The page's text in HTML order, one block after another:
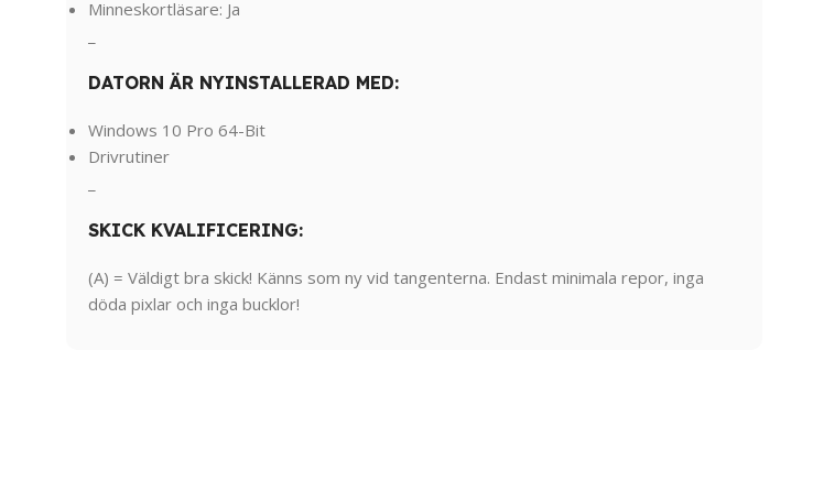
Minneskortläsare: Ja
DATORN ÄR NYINSTALLERAD MED:
Windows 10 Pro 64-Bit
Drivrutiner
SKICK KVALIFICERING:
(A) = Väldigt bra skick! Känns som ny vid tangenterna. Endast minimala repor, inga
döda pixlar och inga bucklor!